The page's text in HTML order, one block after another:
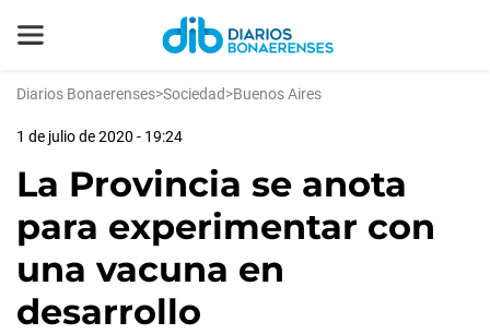
Diarios Bonaerenses>Sociedad>Buenos Aires
1 de julio de 2020 - 19:24
La Provincia se anota
para experimentar con
una vacuna en
desarrollo